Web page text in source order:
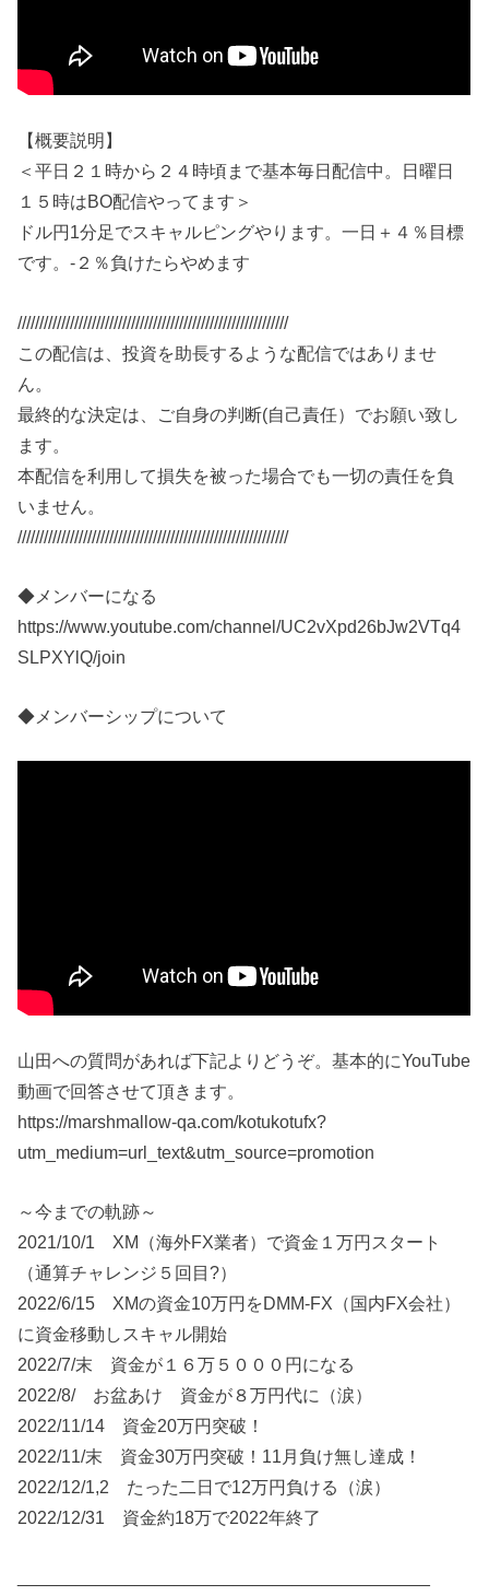
【概要説明】
＜平日２１時から２４時頃まで基本毎日配信中。日曜日
１５時はBO配信やってます＞
ドル円1分足でスキャルピングやります。一日＋４％目標
です。-２％負けたらやめます
//////////////////////////////////////////////////////////////
この配信は、投資を助長するような配信ではありませ
ん。
最終的な決定は、ご自身の判断(自己責任）でお願い致し
ます。
本配信を利用して損失を被った場合でも一切の責任を負
いません。
//////////////////////////////////////////////////////////////
◆メンバーになる
https://www.youtube.com/channel/UC2vXpd26bJw2VTq4
SLPXYlQ/join
◆メンバーシップについて
山田への質問があれば下記よりどうぞ。基本的にYouTube
動画で回答させて頂きます。
https://marshmallow-qa.com/kotukotufx?
utm_medium=url_text&utm_source=promotion
～今までの軌跡～
2021/10/1 XM（海外FX業者）で資金１万円スタート
（通算チャレンジ５回目?）
2022/6/15 XMの資金10万円をDMM-FX（国内FX会社）
に資金移動しスキャル開始
2022/7/末 資金が１６万５０００円になる
2022/8/ お盆あけ 資金が８万円代に（涙）
2022/11/14 資金20万円突破！
2022/11/末 資金30万円突破！11月負け無し達成！
2022/12/1,2 たった二日で12万円負ける（涙）
2022/12/31 資金約18万で2022年終了